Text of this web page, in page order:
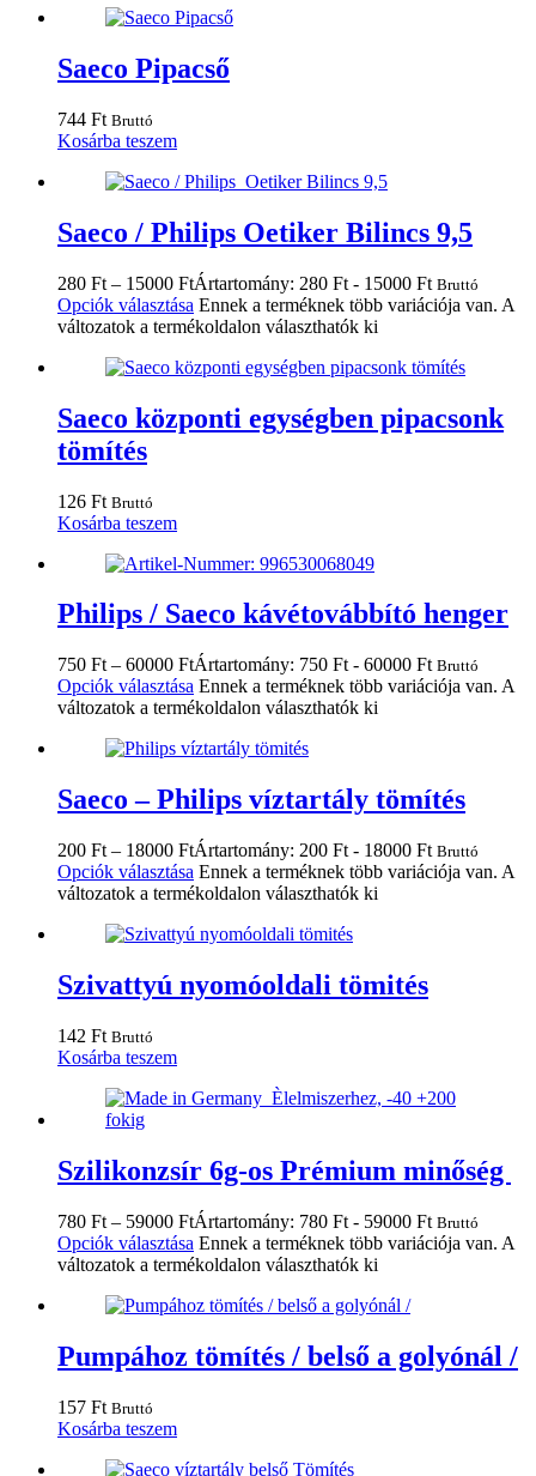
Saeco Pipacső
744 Ft Bruttó
Kosárba teszem
Saeco / Philips Oetiker Bilincs 9,5
280 Ft – 15000 FtÁrtartomány: 280 Ft - 15000 Ft Bruttó
Opciók választása Ennek a terméknek több variációja van. A
változatok a termékoldalon választhatók ki
Saeco központi egységben pipacsonk
tömítés
126 Ft Bruttó
Kosárba teszem
Philips / Saeco kávétovábbító henger
750 Ft – 60000 FtÁrtartomány: 750 Ft - 60000 Ft Bruttó
Opciók választása Ennek a terméknek több variációja van. A
változatok a termékoldalon választhatók ki
Saeco – Philips víztartály tömítés
200 Ft – 18000 FtÁrtartomány: 200 Ft - 18000 Ft Bruttó
Opciók választása Ennek a terméknek több variációja van. A
változatok a termékoldalon választhatók ki
Szivattyú nyomóoldali tömités
142 Ft Bruttó
Kosárba teszem
Szilikonzsír 6g-os Prémium minőség
780 Ft – 59000 FtÁrtartomány: 780 Ft - 59000 Ft Bruttó
Opciók választása Ennek a terméknek több variációja van. A
változatok a termékoldalon választhatók ki
Pumpához tömítés / belső a golyónál /
157 Ft Bruttó
Kosárba teszem